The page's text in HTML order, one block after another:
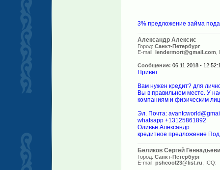
3% предложение займа
Александр Алексис
Город: Санкт-Петербург
E-mail: lendermort@gmail.com
Сообщение: 06.11.2018 -
Привет
Вам нужен кредит? для
Вы в правильном месте. У
компаниям и физическим
Эл. Почта:
whatsapp +13125861892
Оливье Александр
кредитное предложение
Беликов Сергей
Город: Санкт-Петербург
E-mail: pshcool23@list.ru , ICQ: